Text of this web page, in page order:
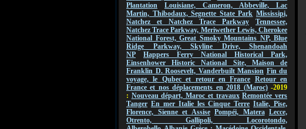
Plantation
Louisiane, Cameron, Abbeville, Lac
Martin, Thibodaux, Segnette State Park Mississipi,
Natchez et Natchez Trace Parkway
Tennessee,
Natchez Trace Parkway, Meriwether Lewis, Cherokee
National Forest, Great Smoky Mountains NP, Blue
Ridge Parkway, Skyline Drive, Shenandoah
NP
Happers Ferry National Historical Park,
Einsenhower Historic National Site, Maison de
Franklin D. Roosevelt, Vanderbuilt Mansion Fin du
voyage, le Qubec et retour en France Retour en
France et nos déplacements en 2018 (Maroc) -2019
: Nouveau départ, Maroc et travaux Remontée vers
Tanger En mer Italie les Cinque Terre Italie, Pise,
Florence, Sienne et Assise Pompéi, Matera Lecce,
Otrento, Gallipoli, Locorotondo,